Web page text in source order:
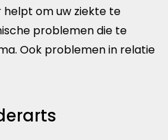
om uw ziekte te
problemen die te
Ook problemen in relatie